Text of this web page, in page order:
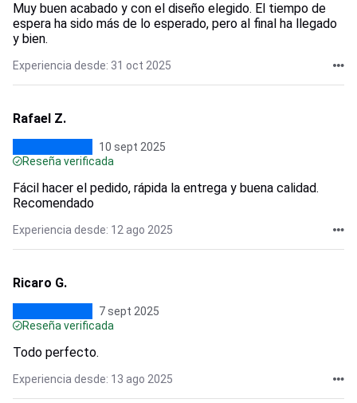
Muy buen acabado y con el diseño elegido. El tiempo de
espera ha sido más de lo esperado, pero al final ha llegado
y bien.
Experiencia desde: 31 oct 2025
Rafael Z.
10 sept 2025
Reseña verificada
Fácil hacer el pedido, rápida la entrega y buena calidad.
Recomendado
Experiencia desde: 12 ago 2025
Ricaro G.
7 sept 2025
Reseña verificada
Todo perfecto.
Experiencia desde: 13 ago 2025